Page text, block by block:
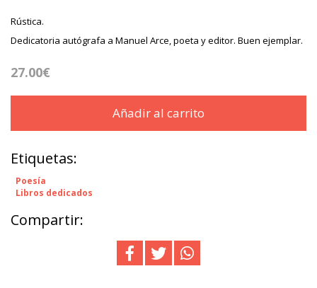
Rústica.
Dedicatoria autógrafa a Manuel Arce, poeta y editor. Buen ejemplar.
27.00€
Añadir al carrito
Etiquetas:
Poesía
Libros dedicados
Compartir: